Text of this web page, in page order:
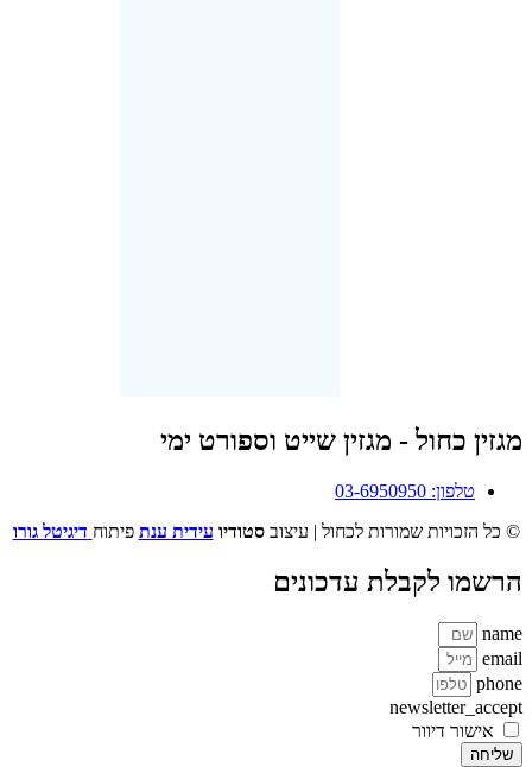
מגזין כחול - מגזין שייט וספורט ימי
טלפון: 03-6950950
© כל הזכויות שמורות לכחול | עיצובסטודיו עידית ענת פיתוח דיגיטל גורו
הרשמו לקבלת עדכונים
name
email
phone
newsletter_accept
אישור דיוור
שליחה